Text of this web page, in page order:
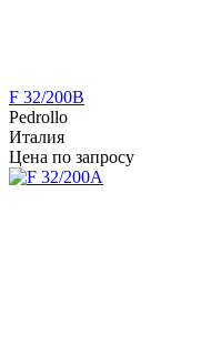
F 32/200B
Pedrollo
Италия
Цена по запросу